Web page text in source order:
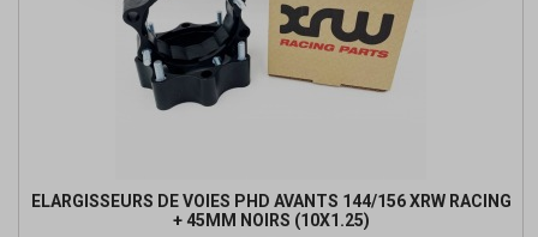
ELARGISSEURS DE VOIES PHD AVANTS 144/156 XRW RACING
+ 45MM NOIRS (10X1.25)